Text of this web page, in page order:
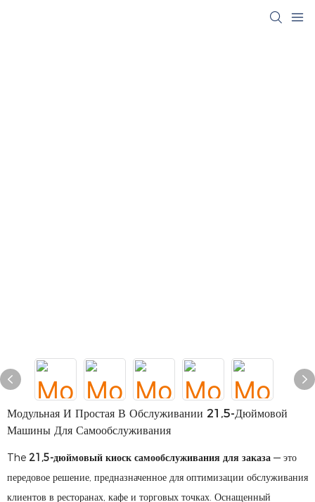
Модульная И Простая В Обслуживании 21,5-Дюймовой
Машины Для Самообслуживания
The 21,5-дюймовый киоск самообслуживания для заказа — это
передовое решение, предназначенное для оптимизации обслуживания
клиентов в ресторанах, кафе и торговых точках. Оснащенный